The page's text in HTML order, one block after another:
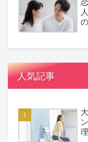
人気記事